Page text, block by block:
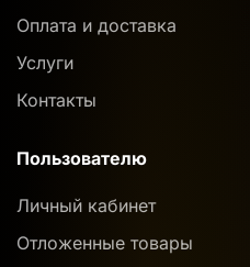
Оплата и доставка
Услуги
Контакты
Пользователю
Личный кабинет
Отложенные товары